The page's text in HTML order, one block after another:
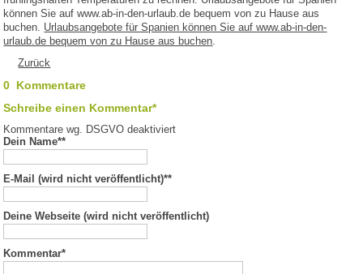
können Sie auf www.ab-in-den-urlaub.de bequem von zu Hause aus
buchen. Urlaubsangebote für Spanien können Sie auf www.ab-in-den-
urlaub.de bequem von zu Hause aus buchen.
Zurück
0 Kommentare
Schreibe einen Kommentar*
Kommentare wg. DSGVO deaktiviert
Dein Name**
E-Mail (wird nicht veröffentlicht)**
Deine Webseite (wird nicht veröffentlicht)
Kommentar*